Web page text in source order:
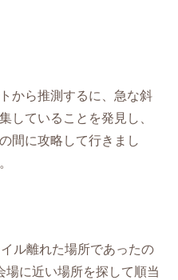
から推測するに、急な斜
していることを発見し、
間に攻略して行きまし
ル離れた場所であったの
に近い場所を探して順当